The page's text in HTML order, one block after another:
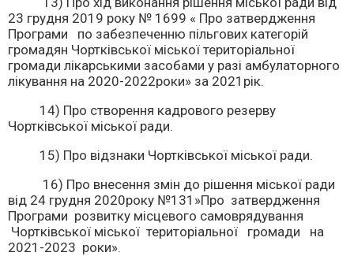
23 грудня 2019 року № 1699 « Про затвердження
Програми по забезпеченню пільгових категорій
громадян Чортківської міської територіальної
громади лікарськими засобами у разі амбулаторного
лікування на 2020-2022роки» за 2021рік.
14) Про створення кадрового резерву
Чортківської міської ради.
15) Про відзнаки Чортківської міської ради.
16) Про внесення змін до рішення міської ради
від 24 грудня 2020року №131»Про затвердження
Програми розвитку місцевого самоврядування
Чортківської міської територіальної громади на
2021-2023 роки».